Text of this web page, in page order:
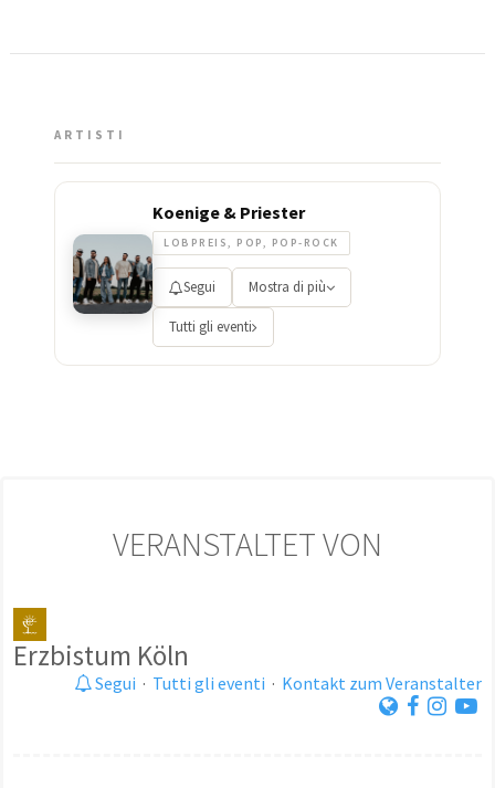
ARTISTI
Koenige & Priester
LOBPREIS, POP, POP-ROCK
Segui Mostra di più
Tutti gli eventi
VERANSTALTET VON
Erzbistum Köln
Segui · Tutti gli eventi · Kontakt zum Veranstalter